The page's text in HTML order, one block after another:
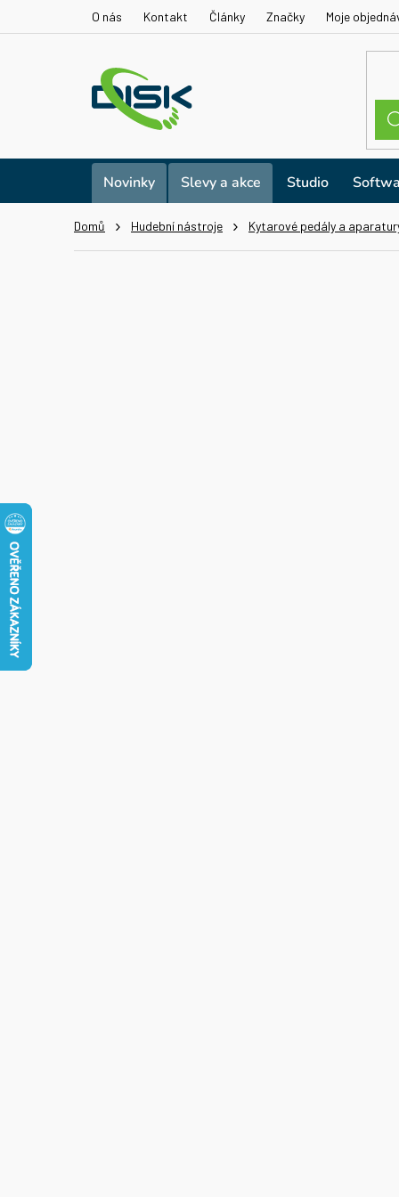
O nás Kontakt Články Značky Moje
Novinky Slevy a akce Studio
Domů Hudební nástroje Kytarové pedály a